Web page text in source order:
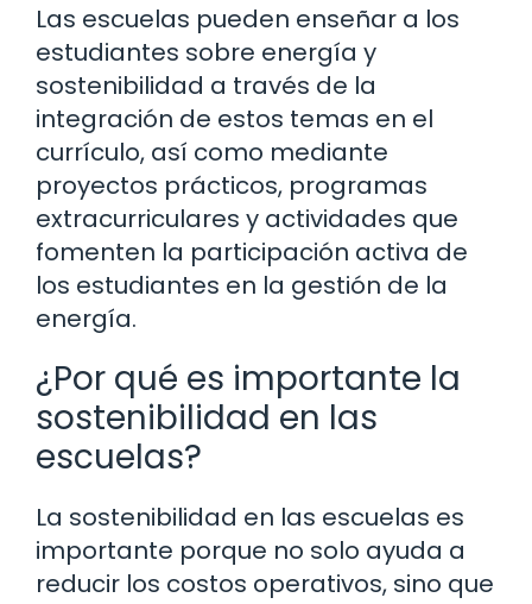
Las escuelas pueden enseñar a los
estudiantes sobre energía y
sostenibilidad a través de la
integración de estos temas en el
currículo, así como mediante
proyectos prácticos, programas
extracurriculares y actividades que
fomenten la participación activa de
los estudiantes en la gestión de la
energía.
¿Por qué es importante la
sostenibilidad en las
escuelas?
La sostenibilidad en las escuelas es
importante porque no solo ayuda a
reducir los costos operativos, sino que